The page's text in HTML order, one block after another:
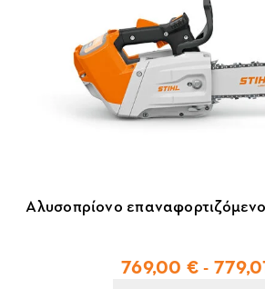
Αλυσοπρίονο
769,00 € -